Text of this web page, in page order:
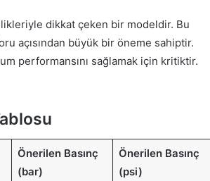
dikkat çeken bir modeldir. Bu
açısından büyük bir öneme sahiptir.
performansını sağlamak için kritiktir.
Önerilen Basınç
(bar)
Önerilen Basınç
(psi)